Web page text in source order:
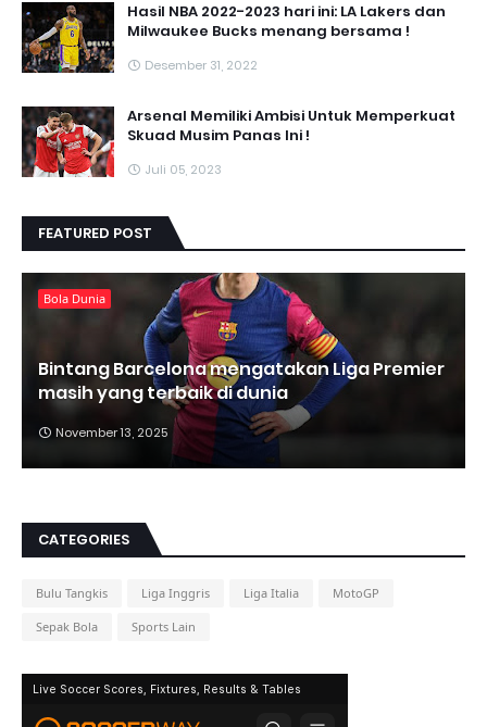
Hasil NBA 2022-2023 hari ini: LA Lakers dan
Milwaukee Bucks menang bersama !
Desember 31, 2022
Arsenal Memiliki Ambisi Untuk Memperkuat
Skuad Musim Panas Ini !
Juli 05, 2023
FEATURED POST
Bola Dunia
Bintang Barcelona mengatakan Liga Premier
masih yang terbaik di dunia
November 13, 2025
CATEGORIES
Bulu Tangkis Liga Inggris Liga Italia MotoGP
Sepak Bola Sports Lain